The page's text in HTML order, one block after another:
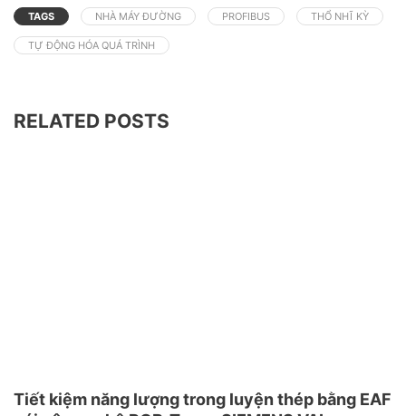
TAGS NHÀ MÁY ĐƯỜNG PROFIBUS THỔ NHĨ KỲ
TỰ ĐỘNG HÓA QUÁ TRÌNH
RELATED POSTS
Tiết kiệm năng lượng trong luyện thép bằng EAF